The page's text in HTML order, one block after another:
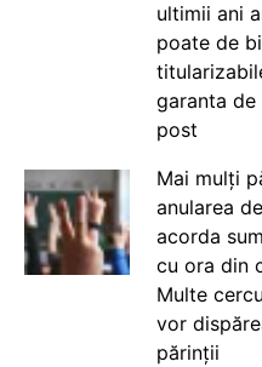
ultimii ani
poate de
garanta de
post
Mai mulți
anularea
acorda
cu ora din
Multe
vor
părinții